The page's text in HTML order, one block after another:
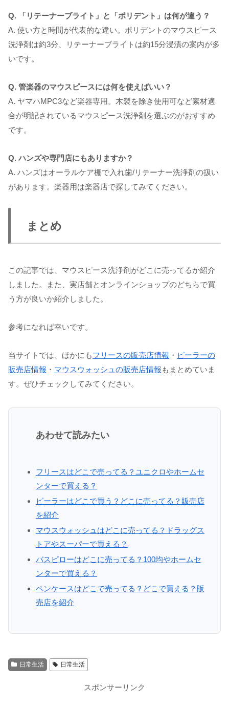
Q. 「リテーナーブライト」と「ポリデント」は何が違う？
A. 使い方と時間が代表的な違い。ポリデントのマウスピース
洗浄剤は約3分、リテーナーブライトは約15分浸漬の案内が多
いです。
Q. 管楽器のマウスピースには何を使えばいい？
A. ヤマハMPC3など楽器専用。木製を除き使用可など素材適
合が明記されているマウスピース洗浄剤を選ぶのがおすすめ
です。
Q. ハンズや専門店にもありますか？
A. ハンズはオーラルケア棚で入れ歯/リテーナー洗浄剤の扱い
があります。楽器用は楽器店で探してみてください。
まとめ
この記事では、マウスピース洗浄剤がどこに売ってるか紹介
しました。また、実店舗とオンラインショップのどちらで買
う方が良いか紹介しました。
参考になれば幸いです。
当サイトでは、ほかにもフリースの販売店情報 ・ ピーラーの
販売店情報 ・ マウスウォッシュの販売店情報 もまとめていま
す。ぜひチェックしてみてください。
あわせて読みたい
フリースはどこで売ってる？ユニクロやホームセ
ンターで買える？
ピーラーはどこで買う？どこに売ってる？販売店
を紹介
マウスウォッシュはどこに売ってる？ドラッグス
トアやスーパーで買える？
バスピローはどこに売ってる？100均やホームセ
ンターで買える？
ペンケースはどこで売ってる？どこで買える？販
売店を紹介
日常生活 日常生活
スポンサーリンク